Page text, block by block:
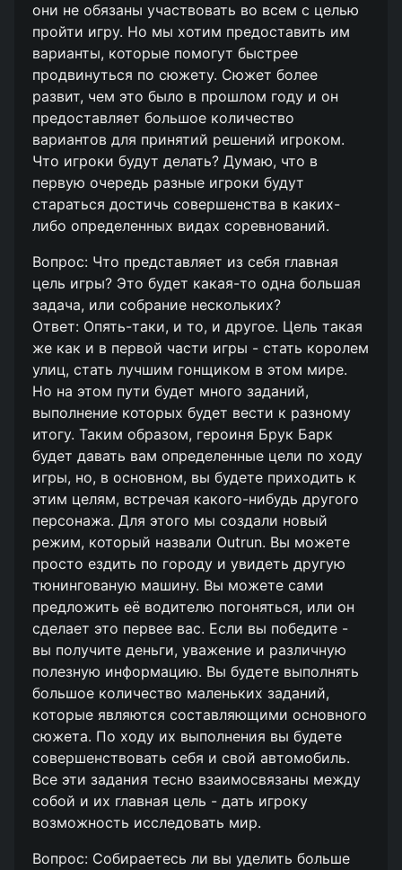
они не обязаны участвовать во всем с целью
пройти игру. Но мы хотим предоставить им
варианты, которые помогут быстрее
продвинуться по сюжету. Сюжет более
развит, чем это было в прошлом году и он
предоставляет большое количество
вариантов для принятий решений игроком.
Что игроки будут делать? Думаю, что в
первую очередь разные игроки будут
стараться достичь совершенства в каких-
либо определенных видах соревнований.
Вопрос: Что представляет из себя главная
цель игры? Это будет какая-то одна большая
задача, или собрание нескольких?
Ответ: Опять-таки, и то, и другое. Цель такая
же как и в первой части игры - стать королем
улиц, стать лучшим гонщиком в этом мире.
Но на этом пути будет много заданий,
выполнение которых будет вести к разному
итогу. Таким образом, героиня Брук Барк
будет давать вам определенные цели по ходу
игры, но, в основном, вы будете приходить к
этим целям, встречая какого-нибудь другого
персонажа. Для этого мы создали новый
режим, который назвали Outrun. Вы можете
просто ездить по городу и увидеть другую
тюнингованую машину. Вы можете сами
предложить её водителю погоняться, или он
сделает это первее вас. Если вы победите -
вы получите деньги, уважение и различную
полезную информацию. Вы будете выполнять
большое количество маленьких заданий,
которые являются составляющими основного
сюжета. По ходу их выполнения вы будете
совершенствовать себя и свой автомобиль.
Все эти задания тесно взаимосвязаны между
собой и их главная цель - дать игроку
возможность исследовать мир.
Вопрос: Собираетесь ли вы уделить больше